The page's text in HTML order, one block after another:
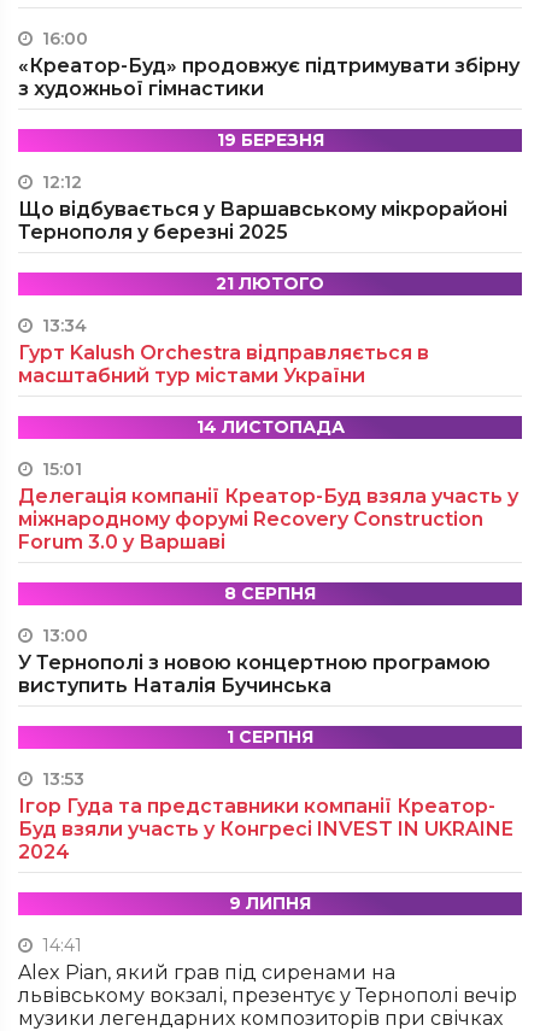
16:00
«Креатор-Буд» продовжує підтримувати збірну
з художньої гімнастики
19 БЕРЕЗНЯ
12:12
Що відбувається у Варшавському мікрорайоні
Тернополя у березні 2025
21 ЛЮТОГО
13:34
Гурт Kalush Orchestra відправляється в
масштабний тур містами України
14 ЛИСТОПАДА
15:01
Делегація компанії Креатор-Буд взяла участь у
міжнародному форумі Recovery Construction
Forum 3.0 у Варшаві
8 СЕРПНЯ
13:00
У Тернополі з новою концертною програмою
виступить Наталія Бучинська
1 СЕРПНЯ
13:53
Ігор Гуда та представники компанії Креатор-
Буд взяли участь у Конгресі INVEST IN UKRAINE
2024
9 ЛИПНЯ
14:41
Alex Pian, який грав під сиренами на
львівському вокзалі, презентує у Тернополі вечір
музики легендарних композиторів при свічках